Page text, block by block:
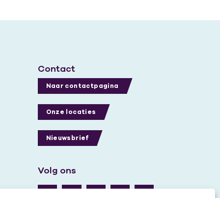
Contact
Naar contactpagina
Onze locaties
Nieuwsbrief
Volg ons